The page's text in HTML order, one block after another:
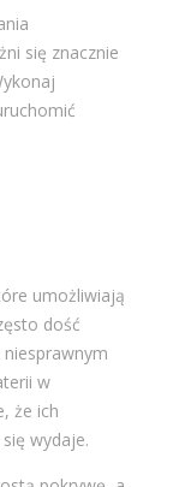
się znacznie
umożliwiają
dość
w
że ich
wydaje.